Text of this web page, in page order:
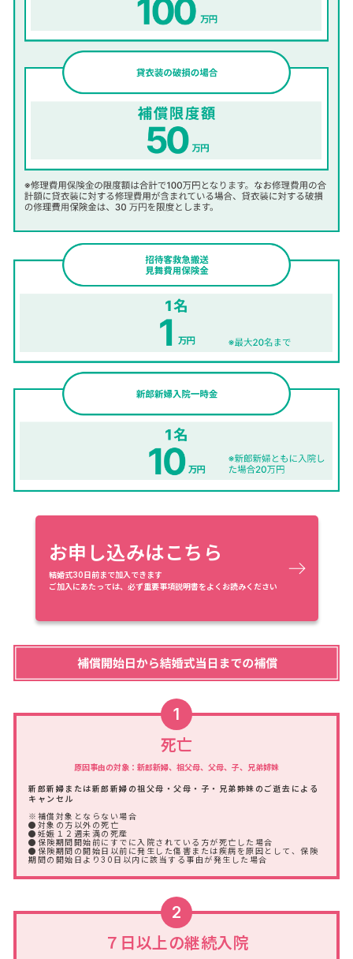
お申し込みはこちら
結婚式30日前まで加入できます
ご加入にあたっては、必ず重要事項説明書をよくお読みください
1
死亡
原因事由の対象：新郎新婦、祖父母、父母、子、兄弟姉妹
新郎新婦または新郎新婦の祖父母・父母・子・兄弟姉妹のご逝去による
キャンセル
※補償対象とならない場合
●対象の方以外の死亡
●妊娠１２週未満の死産
●保険期間開始前にすでに入院されている方が死亡した場合
●保険期間の開始日以前に発生した傷害または疾病を原因として、保険
期間の開始日より30日以内に該当する事由が発生した場合
2
７日以上の継続入院